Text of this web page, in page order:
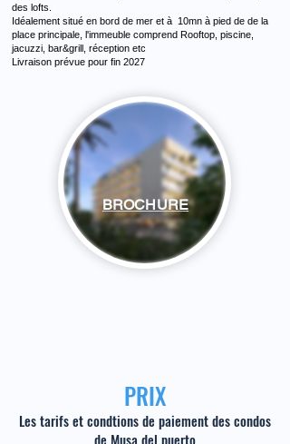
des lofts.
Idéalement situé en bord de mer et à 10mn à pied de de la
place principale, l'immeuble comprend Rooftop, piscine,
jacuzzi, bar&grill, réception etc
Livraison prévue pour fin 2027
BROCHURE
PRIX
Les tarifs et condtions de paiement des condos
de Musa del puerto